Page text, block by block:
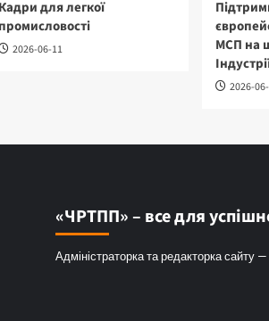
Кадри для легкої
промисловості
2026-06-11
МСП на
2026-
«ЧРТПП» – все для
Адміністраторка та редакторка сайту